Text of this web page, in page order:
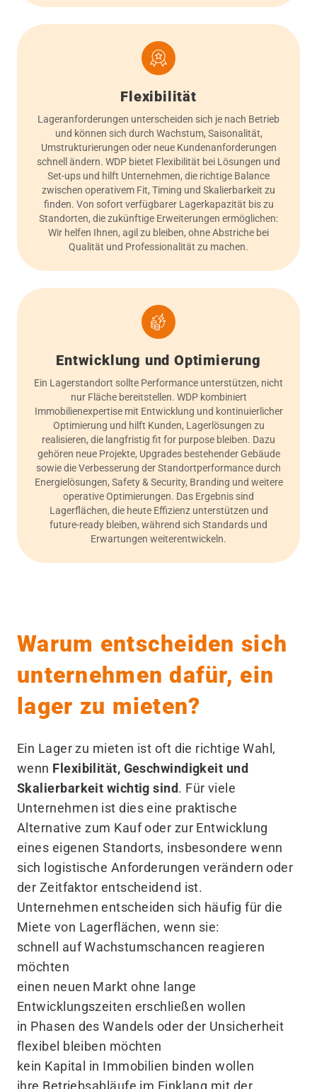
Flexibilität
Lageranforderungen unterscheiden sich je nach Betrieb
und können sich durch Wachstum, Saisonalität,
Umstrukturierungen oder neue Kundenanforderungen
schnell ändern. WDP bietet Flexibilität bei Lösungen und
Set-ups und hilft Unternehmen, die richtige Balance
zwischen operativem Fit, Timing und Skalierbarkeit zu
finden. Von sofort verfügbarer Lagerkapazität bis zu
Standorten, die zukünftige Erweiterungen ermöglichen:
Wir helfen Ihnen, agil zu bleiben, ohne Abstriche bei
Qualität und Professionalität zu machen.
Entwicklung und Optimierung
Ein Lagerstandort sollte Performance unterstützen, nicht
nur Fläche bereitstellen. WDP kombiniert
Immobilienexpertise mit Entwicklung und kontinuierlicher
Optimierung und hilft Kunden, Lagerlösungen zu
realisieren, die langfristig fit for purpose bleiben. Dazu
gehören neue Projekte, Upgrades bestehender Gebäude
sowie die Verbesserung der Standortperformance durch
Energielösungen, Safety & Security, Branding und weitere
operative Optimierungen. Das Ergebnis sind
Lagerflächen, die heute Effizienz unterstützen und
future-ready bleiben, während sich Standards und
Erwartungen weiterentwickeln.
Warum entscheiden sich
unternehmen dafür, ein
lager zu mieten?
Ein Lager zu mieten ist oft die richtige Wahl,
wenn Flexibilität, Geschwindigkeit und
Skalierbarkeit wichtig sind. Für viele
Unternehmen ist dies eine praktische
Alternative zum Kauf oder zur Entwicklung
eines eigenen Standorts, insbesondere wenn
sich logistische Anforderungen verändern oder
der Zeitfaktor entscheidend ist.
Unternehmen entscheiden sich häufig für die
Miete von Lagerflächen, wenn sie:
schnell auf Wachstumschancen reagieren
möchten
einen neuen Markt ohne lange
Entwicklungszeiten erschließen wollen
in Phasen des Wandels oder der Unsicherheit
flexibel bleiben möchten
kein Kapital in Immobilien binden wollen
ihre Betriebsabläufe im Einklang mit der